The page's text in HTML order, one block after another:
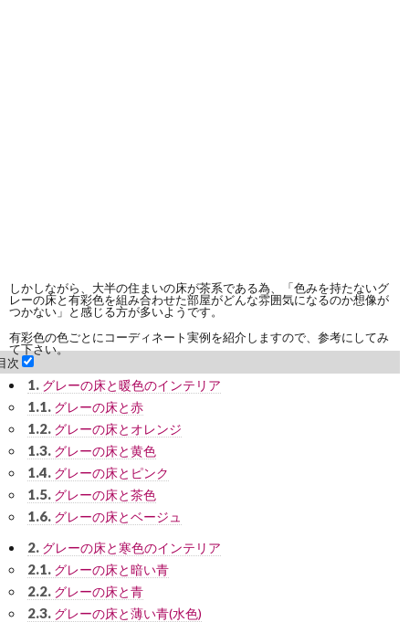
しかしながら、大半の住まいの床が茶系である為、「色みを持たないグ
レーの床と有彩色を組み合わせた部屋がどんな雰囲気になるのか想像が
つかない」と感じる方が多いようです。
有彩色の色ごとにコーディネート実例を紹介しますので、参考にしてみ
て下さい。
次
1. グレーの床と暖色のインテリア
1.1. グレーの床と赤
1.2. グレーの床とオレンジ
1.3. グレーの床と黄色
1.4. グレーの床とピンク
1.5. グレーの床と茶色
1.6. グレーの床とベージュ
2. グレーの床と寒色のインテリア
2.1. グレーの床と暗い青
2.2. グレーの床と青
2.3. グレーの床と薄い青(水色)